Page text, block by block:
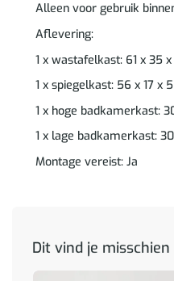
Alleen voor gebruik
Aflevering:
1 x wastafelkast: 61 x 35
1 x spiegelkast: 56 x 17 x
1 x hoge badkamerkast:
1 x lage badkamerkast:
Montage vereist: Ja
Dit vind je